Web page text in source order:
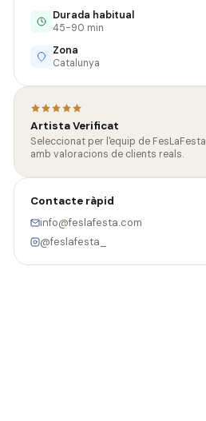
Durada habitual
45-90 min
Zona
Catalunya
Artista Verificat
Seleccionat per l'equip de FesLaFesta
amb valoracions de clients reals.
Contacte ràpid
info@feslafesta.com
@feslafesta_